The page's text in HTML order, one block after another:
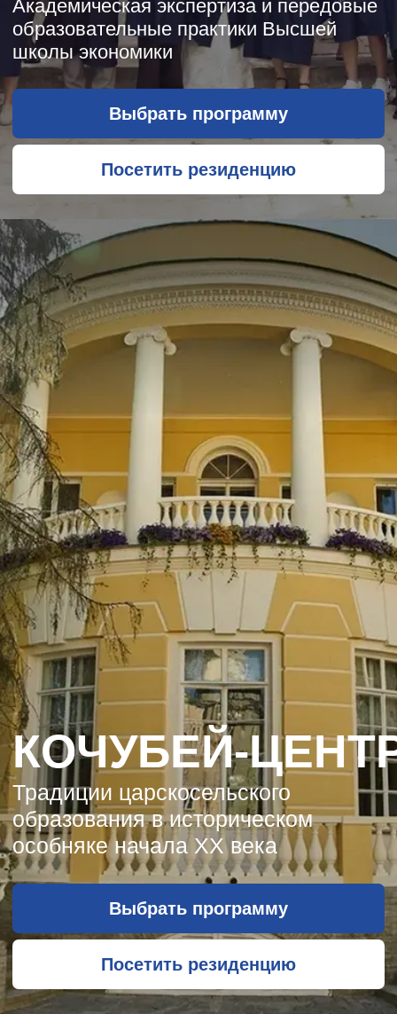
Выбрать программу
Посетить резиденцию
Выбрать программу
Посетить резиденцию
КОЧУБЕЙ-ЦЕНТР
Пространство для реализации
образовательных и культурных
проектов НИУ ВШЭ и партнеров